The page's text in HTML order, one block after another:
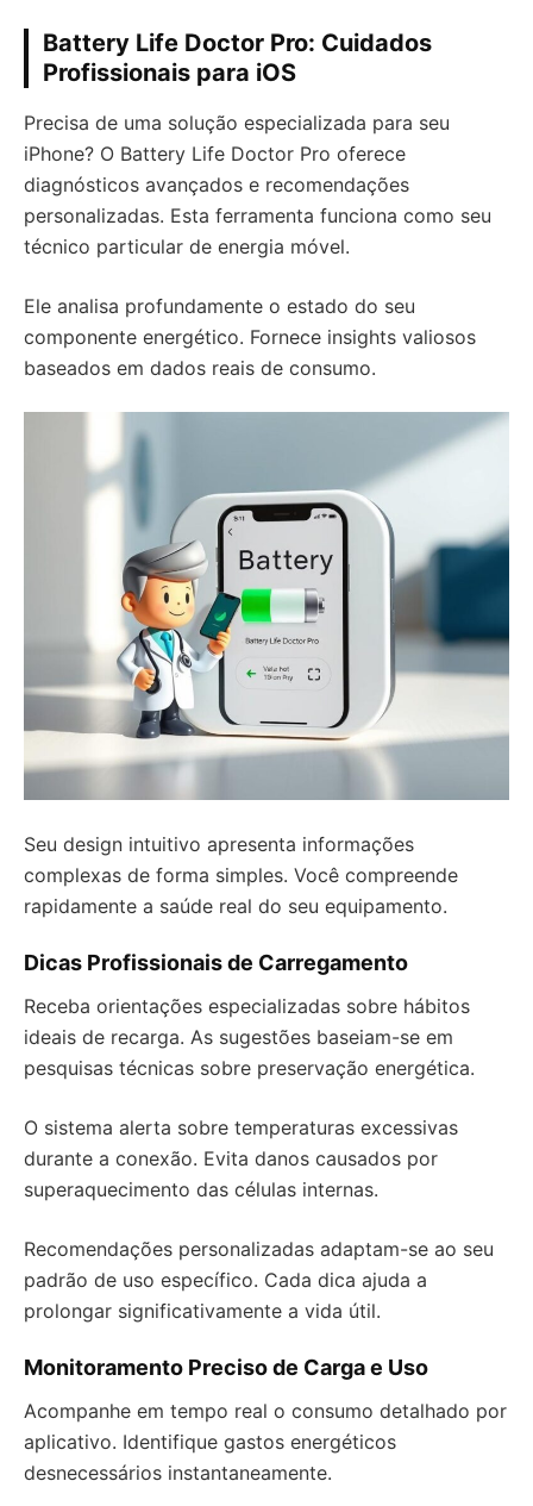
Battery Life Doctor Pro: Cuidados
Profissionais para iOS
Precisa de uma solução especializada para seu
iPhone? O Battery Life Doctor Pro oferece
diagnósticos avançados e recomendações
personalizadas. Esta ferramenta funciona como seu
técnico particular de energia móvel.
Ele analisa profundamente o estado do seu
componente energético. Fornece insights valiosos
baseados em dados reais de consumo.
Seu design intuitivo apresenta informações
complexas de forma simples. Você compreende
rapidamente a saúde real do seu equipamento.
Dicas Profissionais de Carregamento
Receba orientações especializadas sobre hábitos
ideais de recarga. As sugestões baseiam-se em
pesquisas técnicas sobre preservação energética.
O sistema alerta sobre temperaturas excessivas
durante a conexão. Evita danos causados por
superaquecimento das células internas.
Recomendações personalizadas adaptam-se ao seu
padrão de uso específico. Cada dica ajuda a
prolongar significativamente a vida útil.
Monitoramento Preciso de Carga e Uso
Acompanhe em tempo real o consumo detalhado por
aplicativo. Identifique gastos energéticos
desnecessários instantaneamente.